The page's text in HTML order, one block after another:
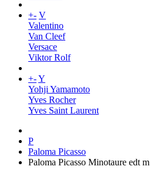
+- V
Valentino
Van Cleef
Versace
Viktor Rolf
+-Y
Yohji Yamamoto
Yves Rocher
Yves Saint Laurent
P
Paloma Picasso
Paloma Picasso Minotaure edt m